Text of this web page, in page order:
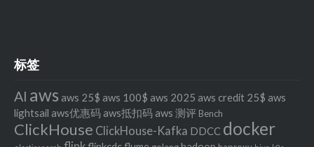
标签
AI aws aws 25$ aws 100$ aws 2025 aws credit 25$ aws
lightsail aws优惠码 aws抵扣码 aws 测评 Bench
ClickHouse ClickHouse-Kafka DDCC docker